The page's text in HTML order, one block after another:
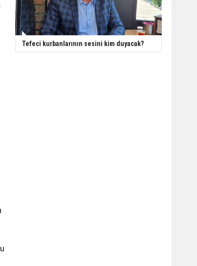
Tefeci kurbanlarının sesini kim duyacak?